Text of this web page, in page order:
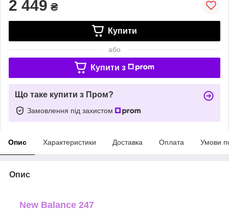
2 449 ₴
Купити
або
Купити з
Що таке купити з Пром?
Замовлення під захистом
Опис Характеристики Доставка Оплата Умови
Опис
New Balance 247